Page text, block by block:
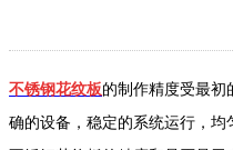
不锈钢花纹板的制作精度受最初
确的设备，稳定的系统运行，